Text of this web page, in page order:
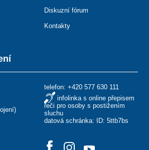
)
telefon: +420 577 630 111
infolinka s online přepisem
řeči pro osoby s postižením
sluchu
datová schránka: ID: 5ttb7bs
Diskuzní fórum
Kontakty